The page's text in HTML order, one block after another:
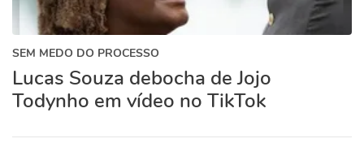
SEM MEDO DO PROCESSO
Lucas Souza debocha de Jojo
Todynho em vídeo no TikTok